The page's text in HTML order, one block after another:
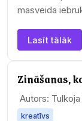
masveida
Lasīt tālāk
Zināšanas,
Autors: Tulkoja
kreatīvs